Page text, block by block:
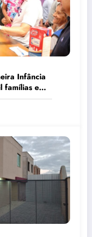
Infância
famílias em